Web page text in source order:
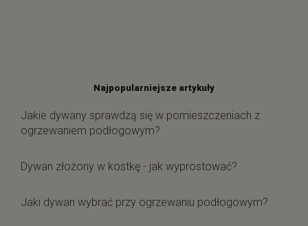
Najpopularniejsze artykuły
Jakie dywany sprawdzą się w pomieszczeniach z
ogrzewaniem podłogowym?
Dywan złożony w kostkę - jak wyprostować?
Jaki dywan wybrać przy ogrzewaniu podłogowym?